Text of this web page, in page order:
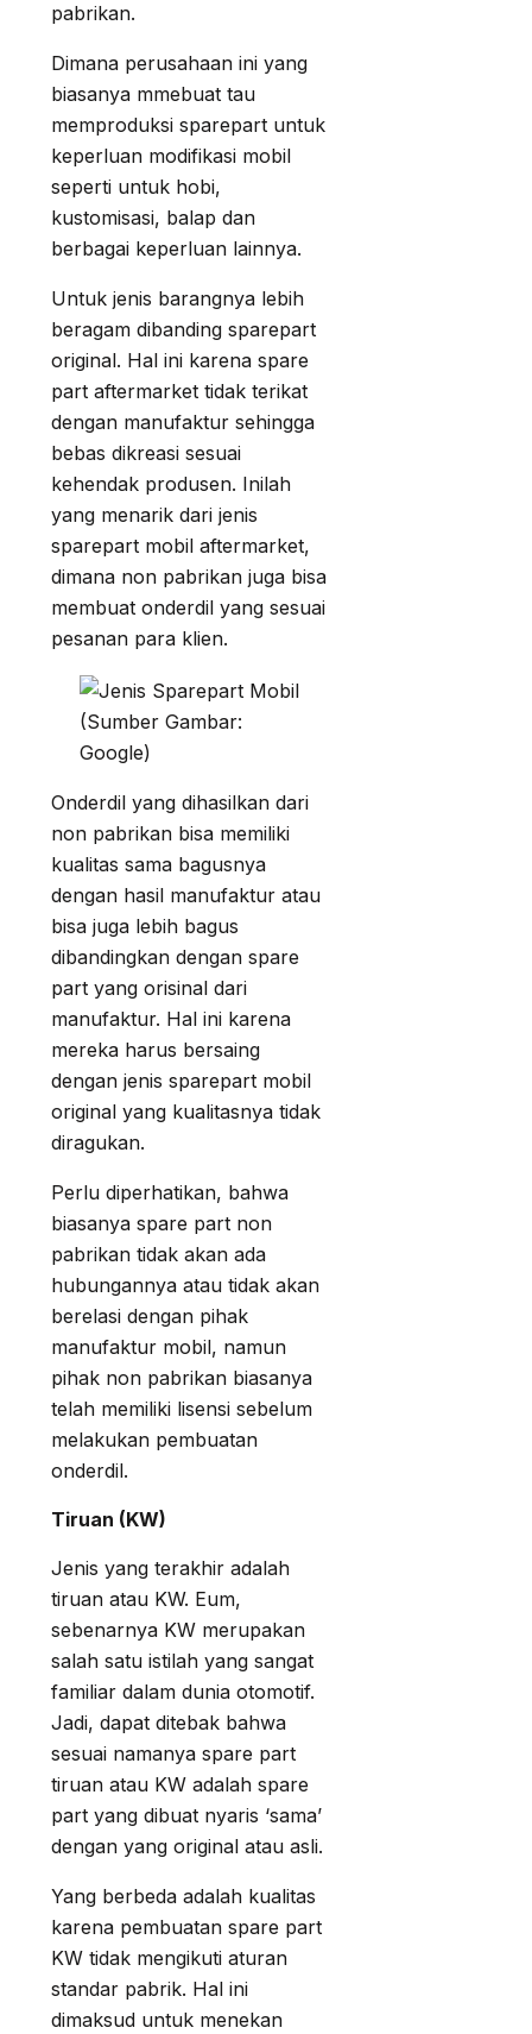
pabrikan.
Dimana perusahaan ini yang
biasanya mmebuat tau
memproduksi sparepart untuk
keperluan modifikasi mobil
seperti untuk hobi,
kustomisasi, balap dan
berbagai keperluan lainnya.
Untuk jenis barangnya lebih
beragam dibanding sparepart
original. Hal ini karena spare
part aftermarket tidak terikat
dengan manufaktur sehingga
bebas dikreasi sesuai
kehendak produsen. Inilah
yang menarik dari jenis
sparepart mobil aftermarket,
dimana non pabrikan juga bisa
membuat onderdil yang sesuai
pesanan para klien.
(Sumber Gambar:
Google)
Onderdil yang dihasilkan dari
non pabrikan bisa memiliki
kualitas sama bagusnya
dengan hasil manufaktur atau
bisa juga lebih bagus
dibandingkan dengan spare
part yang orisinal dari
manufaktur. Hal ini karena
mereka harus bersaing
dengan jenis sparepart mobil
original yang kualitasnya tidak
diragukan.
Perlu diperhatikan, bahwa
biasanya spare part non
pabrikan tidak akan ada
hubungannya atau tidak akan
berelasi dengan pihak
manufaktur mobil, namun
pihak non pabrikan biasanya
telah memiliki lisensi sebelum
melakukan pembuatan
onderdil.
Tiruan (KW)
Jenis yang terakhir adalah
tiruan atau KW. Eum,
sebenarnya KW merupakan
salah satu istilah yang sangat
familiar dalam dunia otomotif.
Jadi, dapat ditebak bahwa
sesuai namanya spare part
tiruan atau KW adalah spare
part yang dibuat nyaris ‘sama’
dengan yang original atau asli.
Yang berbeda adalah kualitas
karena pembuatan spare part
KW tidak mengikuti aturan
standar pabrik. Hal ini
dimaksud untuk menekan